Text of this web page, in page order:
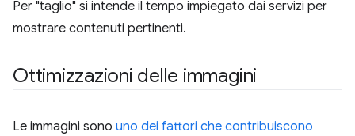
Per "taglio" si intende il tempo impiegato dai servizi per
mostrare contenuti pertinenti.
Ottimizzazioni delle immagini
Le immagini sono uno dei fattori che contribuiscono